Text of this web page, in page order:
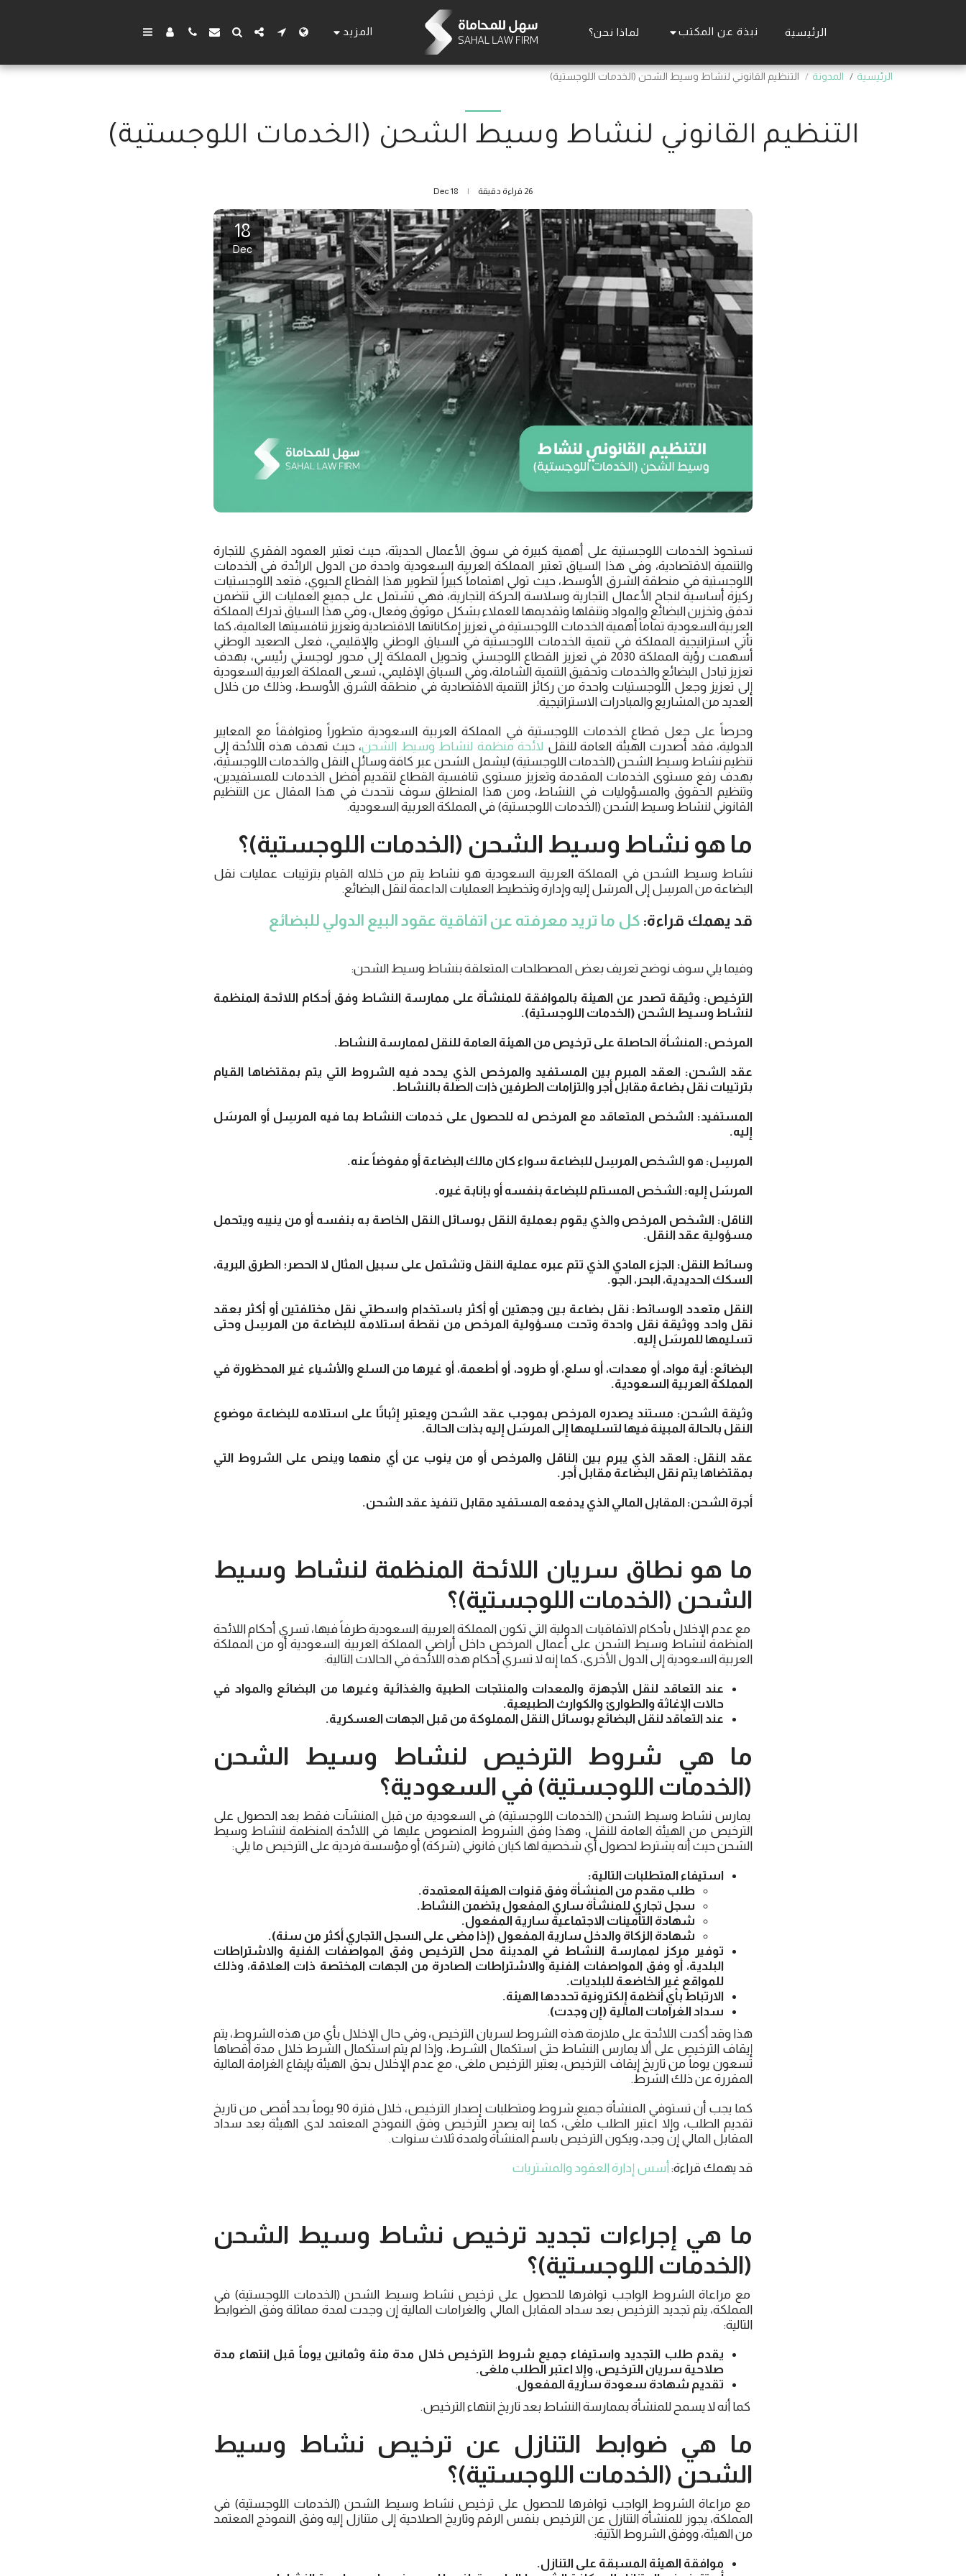
الرئيسية نبذة عن المكتب لماذا نحن؟ المزيد
الرئيسية المدونة التنظيم القانوني لنشاط وسيط الشحن (الخدمات اللوجستية)
التنظيم القانوني لنشاط وسيط الشحن (الخدمات اللوجستية)
26 قراءة دقيقة 18
Dec
18
Dec
تستحوذ الخدمات اللوجستية على أهمية كبيرة في سوق الأعمال الحديثة، حيث تعتبر العمود الفقري للتجارة
والتنمية الاقتصادية، وفي هذا السياق تعتبر المملكة العربية السعودية واحدة من الدول الرائدة في الخدمات
اللوجستية في منطقة الشرق الأوسط، حيث تولي اهتماماً كبيراً لتطوير هذا القطاع الحيوي، فتعد اللوجستيات
ركيزة أساسية لنجاح الأعمال التجارية وسلاسة الحركة التجارية، فهي تشتمل على جميع العمليات التي تتضمن
تدفق وتخزين البضائع والمواد وتنقلها وتقديمها للعملاء بشكل موثوق وفعال، وفي هذا السياق تدرك المملكة
العربية السعودية تماماً أهمية الخدمات اللوجستية في تعزيز إمكاناتها الاقتصادية وتعزيز تنافسيتها العالمية، كما
تأتي استراتيجية المملكة في تنمية الخدمات اللوجستية في السياق الوطني والإقليمي، فعلى الصعيد الوطني
أسهمت رؤية المملكة 2030 في تعزيز القطاع اللوجستي وتحويل المملكة إلى محور لوجستي رئيسي، بهدف
تعزيز تبادل البضائع والخدمات وتحقيق التنمية الشاملة، وفي السياق الإقليمي، تسعى المملكة العربية السعودية
إلى تعزيز وجعل اللوجستيات واحدة من ركائز التنمية الاقتصادية في منطقة الشرق الأوسط، وذلك من خلال
العديد من المشاريع والمبادرات الاستراتيجية.
وحرصاً على جعل قطاع الخدمات اللوجستية في المملكة العربية السعودية متطوراً ومتوافقاً مع المعايير
الدولية، فقد أصدرت الهيئة العامة للنقل لائحة منظمة لنشاط وسيط الشحن، حيث تهدف هذه اللائحة إلى
تنظيم نشاط وسيط الشحن (الخدمات اللوجستية) ليشمل الشحن عبر كافة وسائل النقل والخدمات اللوجستية،
بهدف رفع مستوى الخدمات المقدمة وتعزيز مستوى تنافسية القطاع لتقديم أفضل الخدمات للمستفيدين،
وتنظيم الحقوق والمسؤوليات في النشاط، ومن هذا المنطلق سوف نتحدث في هذا المقال عن التنظيم
القانوني لنشاط وسيط الشحن (الخدمات اللوجستية) في المملكة العربية السعودية.
ما هو نشاط وسيط الشحن (الخدمات اللوجستية)؟
نشاط وسيط الشحن في المملكة العربية السعودية هو نشاط يتم من خلاله القيام بترتيبات عمليات نقل
البضاعة من المرسِل إلى المرسَل إليه وإدارة وتخطيط العمليات الداعمة لنقل البضائع.
قد يهمك قراءة: كل ما تريد معرفته عن اتفاقية عقود البيع الدولي للبضائع
وفيما يلي سوف نوضح تعريف بعض المصطلحات المتعلقة بنشاط وسيط الشحن:
الترخيص: وثيقة تصدر عن الهيئة بالموافقة للمنشأة على ممارسة النشاط وفق أحكام اللائحة المنظمة
لنشاط وسيط الشحن (الخدمات اللوجستية).
المرخص: المنشأة الحاصلة على ترخيص من الهيئة العامة للنقل لممارسة النشاط.
عقد الشحن: العقد المبرم بين المستفيد والمرخص الذي يحدد فيه الشروط التي يتم بمقتضاها القيام
بترتيبات نقل بضاعة مقابل أجر والتزامات الطرفين ذات الصلة بالنشاط.
المستفيد: الشخص المتعاقد مع المرخص له للحصول على خدمات النشاط بما فيه المرسِل أو المرسَل
إليه.
المرسِل: هو الشخص المرسِل للبضاعة سواء كان مالك البضاعة أو مفوضاً عنه.
المرسَل إليه: الشخص المستلم للبضاعة بنفسه أو بإنابة غيره.
الناقل: الشخص المرخص والذي يقوم بعملية النقل بوسائل النقل الخاصة به بنفسه أو من ينيبه ويتحمل
مسؤولية عقد النقل.
وسائط النقل: الجزء المادي الذي تتم عبره عملية النقل وتشتمل على سبيل المثال لا الحصر؛ الطرق البرية،
السكك الحديدية، البحر، الجو.
النقل متعدد الوسائط: نقل بضاعة بين وجهتين أو أكثر باستخدام واسطتي نقل مختلفتين أو أكثر بعقد
نقل واحد ووثيقة نقل واحدة وتحت مسؤولية المرخص من نقطة استلامه للبضاعة من المرسِل وحتى
تسليمها للمرسَل إليه.
البضائع: أية مواد، أو معدات، أو سلع، أو طرود، أو أطعمة، أو غيرها من السلع والأشياء غير المحظورة في
المملكة العربية السعودية.
وثيقة الشحن: مستند يصدره المرخص بموجب عقد الشحن ويعتبر إثباتًا على استلامه للبضاعة موضوع
النقل بالحالة المبينة فيها لتسليمها إلى المرسَل إليه بذات الحالة.
عقد النقل: العقد الذي يبرم بين الناقل والمرخص أو من ينوب عن أي منهما وينص على الشروط التي
بمقتضاها يتم نقل البضاعة مقابل أجر.
أجرة الشحن: المقابل المالي الذي يدفعه المستفيد مقابل تنفيذ عقد الشحن.
ما هو نطاق سريان اللائحة المنظمة لنشاط وسيط
الشحن (الخدمات اللوجستية)؟
مع عدم الإخلال بأحكام الاتفاقيات الدولية التي تكون المملكة العربية السعودية طرفاً فيها، تسري أحكام اللائحة
المنظمة لنشاط وسيط الشحن على أعمال المرخص داخل أراضي المملكة العربية السعودية أو من المملكة
العربية السعودية إلى الدول الأخرى، كما إنه لا تسري أحكام هذه اللائحة في الحالات التالية:
عند التعاقد لنقل الأجهزة والمعدات والمنتجات الطبية والغذائية وغيرها من البضائع والمواد في
حالات الإغاثة والطوارئ والكوارث الطبيعية.
عند التعاقد لنقل البضائع بوسائل النقل المملوكة من قبل الجهات العسكرية.
ما هي شروط الترخيص لنشاط وسيط الشحن
(الخدمات اللوجستية) في السعودية؟
يمارس نشاط وسيط الشحن (الخدمات اللوجستية) في السعودية من قبل المنشآت فقط بعد الحصول على
الترخيص من الهيئة العامة للنقل، وهذا وفق الشروط المنصوص عليها في اللائحة المنظمة لنشاط وسيط
الشحن حيث أنه يشترط لحصول أي شخصية لها كيان قانوني (شركة) أو مؤسسة فردية على الترخيص ما يلي:
استيفاء المتطلبات التالية:
طلب مقدم من المنشأة وفق قنوات الهيئة المعتمدة.
سجل تجاري للمنشأة ساري المفعول يتضمن النشاط.
شهادة التأمينات الاجتماعية سارية المفعول.
شهادة الزكاة والدخل سارية المفعول (إذا مضى على السجل التجاري أكثر من سنة).
توفير مركز لممارسة النشاط في المدينة محل الترخيص وفق المواصفات الفنية والاشتراطات
البلدية، أو وفق المواصفات الفنية والاشتراطات الصادرة من الجهات المختصة ذات العلاقة، وذلك
للمواقع غير الخاضعة للبلديات.
الارتباط بأي أنظمة إلكترونية تحددها الهيئة.
سداد الغرامات المالية (إن وجدت).
هذا وقد أكدت اللائحة على ملازمة هذه الشروط لسريان الترخيص، وفي حال الإخلال بأي من هذه الشروط، يتم
إيقاف الترخيص على ألا يمارس النشاط حتى استكمال الشـرط، وإذا لم يتم استكمال الشرط خلال مدة أقصاها
تسعون يوماً من تاريخ إيقاف الترخيص، يعتبر الترخيص ملغى، مع عدم الإخلال بحق الهيئة بإيقاع الغرامة المالية
المقررة عن ذلك الشرط.
كما يجب أن تستوفي المنشأة جميع شروط ومتطلبات إصدار الترخيص، خلال فترة 90 يوماً بحد أقصى من تاريخ
تقديم الطلب، وإلا اعتبر الطلب ملغى، كما إنه يصدر الترخيص وفق النموذج المعتمد لدى الهيئة بعد سداد
المقابل المالي إن وجد، ويكون الترخيص باسم المنشأة ولمدة ثلاث سنوات.
قد يهمك قراءة: أسس إدارة العقود والمشتريات
ما هي إجراءات تجديد ترخيص نشاط وسيط الشحن
(الخدمات اللوجستية)؟
مع مراعاة الشروط الواجب توافرها للحصول على ترخيص نشاط وسيط الشحن (الخدمات اللوجستية) في
المملكة، يتم تجديد الترخيص بعد سداد المقابل المالي والغرامات المالية إن وجدت لمدة مماثلة وفق الضوابط
التالية:
يقدم طلب التجديد واستيفاء جميع شروط الترخيص خلال مدة مئة وثمانين يوماً قبل انتهاء مدة
صلاحية سريان الترخيص، وإلا اعتبر الطلب ملغى.
تقديم شهادة سعودة سارية المفعول.
كما أنه لا يسمح للمنشأة بممارسة النشاط بعد تاريخ انتهاء الترخيص.
ما هي ضوابط التنازل عن ترخيص نشاط وسيط
الشحن (الخدمات اللوجستية)؟
مع مراعاة الشروط الواجب توافرها للحصول على ترخيص نشاط وسيط الشحن (الخدمات اللوجستية) في
المملكة، يجوز للمنشأة التنازل عن الترخيص بنفس الرقم وتاريخ الصلاحية إلى متنازل إليه وفق النموذج المعتمد
من الهيئة، ووفق الشروط الآتية:
موافقة الهيئة المسبقة على التنازل.